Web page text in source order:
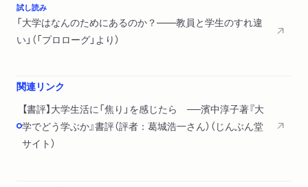
地方から指定校推薦で進学／やる気が起きなかった高校３年生
の冬／友人作りに注力した１年の春／学びにエンジンがかかっ
た１年秋――国際法模擬裁判大会への出場準備／キーワードと
なった
第２章 ６人の物語を整理する
アンケート調査にみる多様性① 学習意欲／アンケート調査に
みる多様性② 授業以外の活動／どう選び、どう向き合うのか
試し読み
「大学はなんのためにあるのか？――教員と学生のすれ違
い」（「プロローグ」より）
関連リンク
【書評】大学生活に「焦り」を感じたら ──濱中淳子著『大
学でどう学ぶか』書評（評者：葛城浩一さん）（じんぶん堂
サイト）